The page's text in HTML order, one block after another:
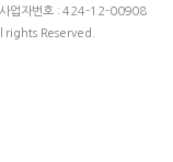
업자번호 : 424-12-00908
Reserved.